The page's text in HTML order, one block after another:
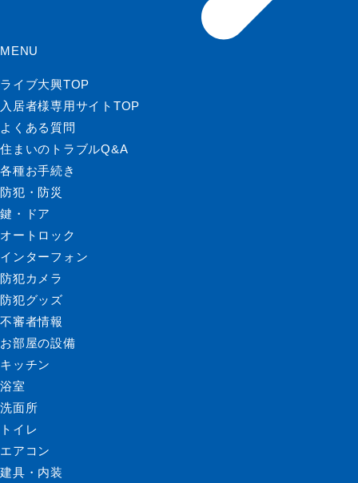
MENU
ライブ大興TOP
入居者様専用サイトTOP
よくある質問
住まいのトラブルQ&A
各種お手続き
防犯・防災
鍵・ドア
オートロック
インターフォン
防犯カメラ
防犯グッズ
不審者情報
お部屋の設備
キッチン
浴室
洗面所
トイレ
エアコン
建具・内装